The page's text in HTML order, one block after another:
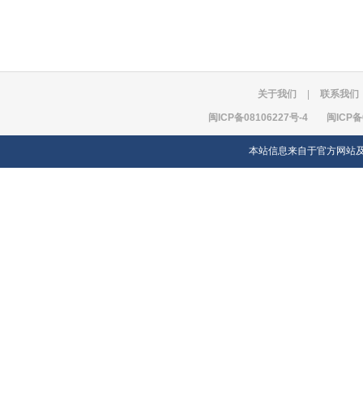
关于我们 联系我们
闽ICP备08106227号-4 闽ICP
本站信息来自于官方网站